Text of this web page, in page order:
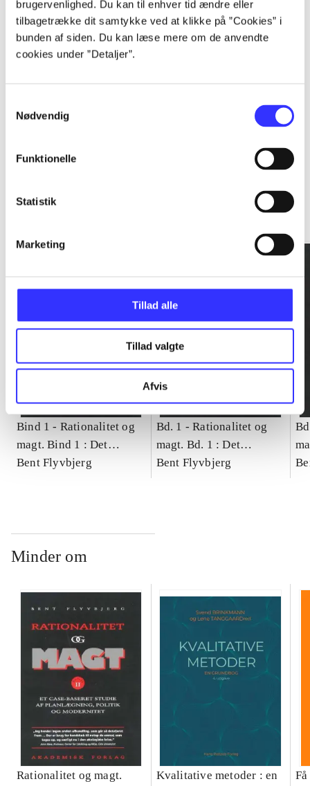
brugervenlighed. Du kan til enhver tid ændre eller
tilbagetrække dit samtykke ved at klikke på ”Cookies” i
bunden af siden. Du kan læse mere om de anvendte
cookies under ”Detaljer”.
Nødvendig
Funktionelle
Statistik
Marketing
Tillad alle
Tillad valgte
Afvis
...
Bind 1 - Rationalitet og
magt. Bind 1 : Det
konkretes videnskab
Bent Flyvbjerg
Bd. 1 -Rationalitet og
magt. Bd. 1 : Det
konkretes videnskab
Bent Flyvbjerg
Minder om
Rationalitet og magt.
Kvalitative metoder : en